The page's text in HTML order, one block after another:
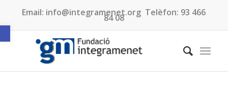
Obre la barra d'eines
Email: info@integramenet.org Telèfon: 93 466
84 08